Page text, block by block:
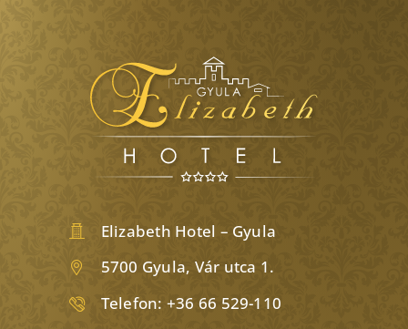
Elizabeth Hotel – Gyula
5700 Gyula, Vár utca 1.
Telefon: +36 66 529-110